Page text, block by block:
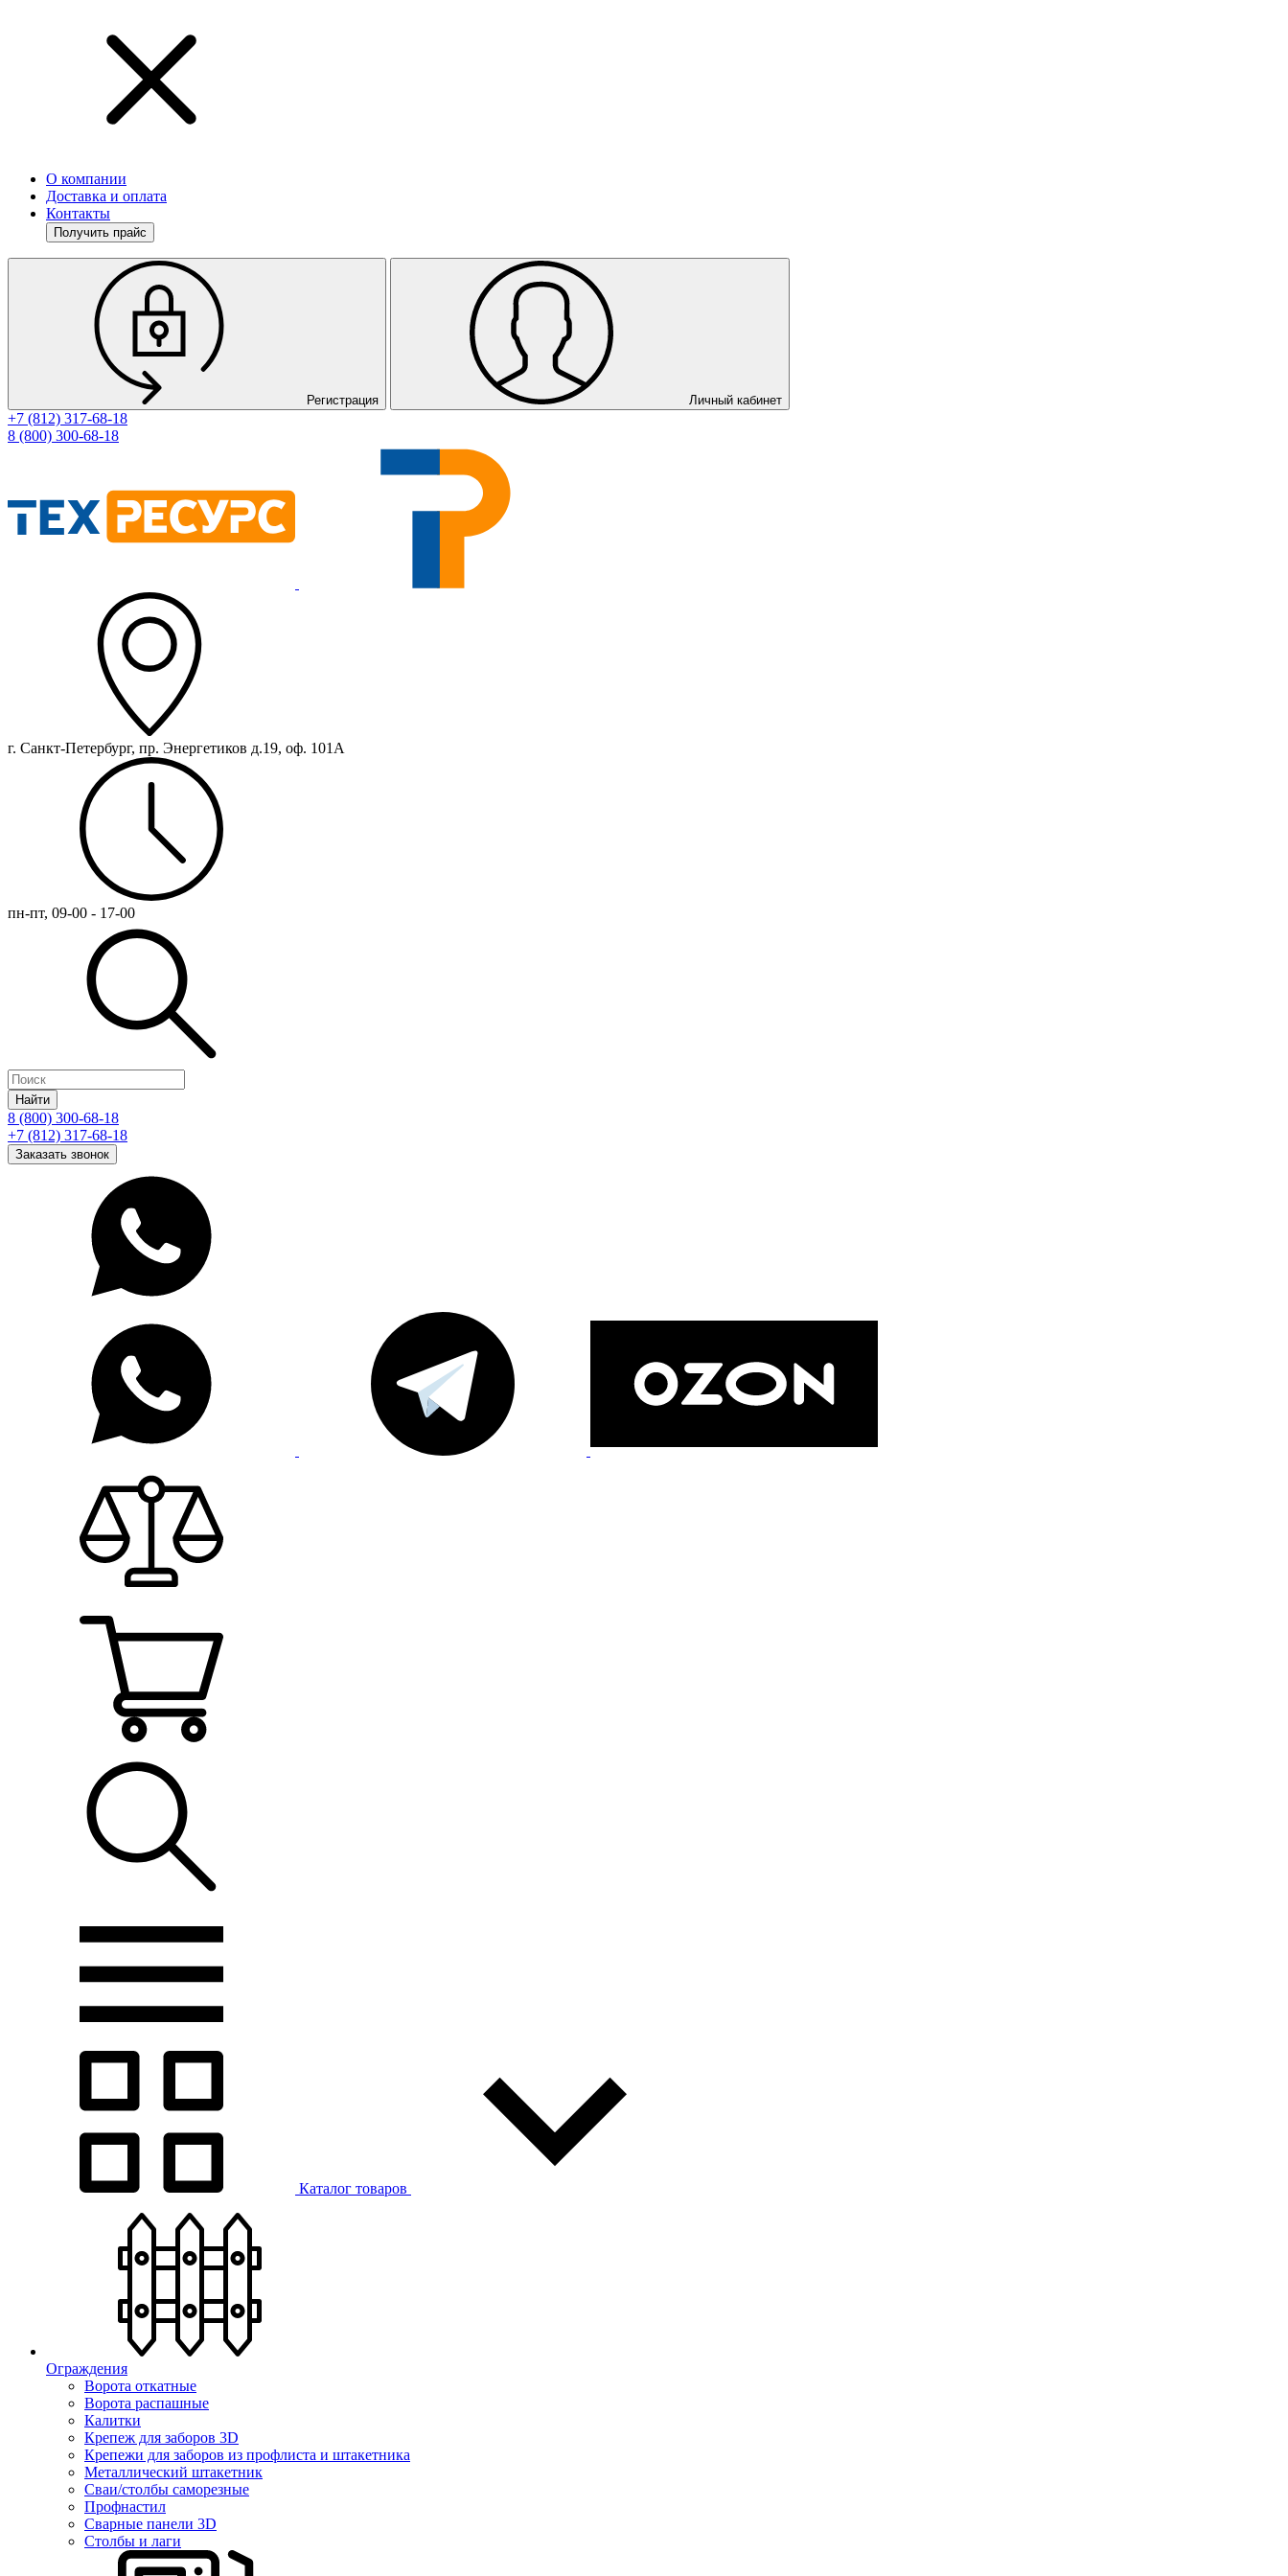
О компании
Доставка и оплата
Контакты
Получить прайс
Регистрация Личный кабинет
+7 (812) 317-68-18
8 (800) 300-68-18
г. Санкт-Петербург, пр. Энергетиков д.19, оф. 101А
пн-пт, 09-00 - 17-00
Найти
8 (800) 300-68-18
+7 (812) 317-68-18
Заказать звонок
Каталог товаров
Ограждения
Ворота откатные
Ворота распашные
Калитки
Крепеж для заборов 3D
Крепежи для заборов из профлиста и штакетника
Металлический штакетник
Сваи/столбы саморезные
Профнастил
Сварные панели 3D
Столбы и лаги